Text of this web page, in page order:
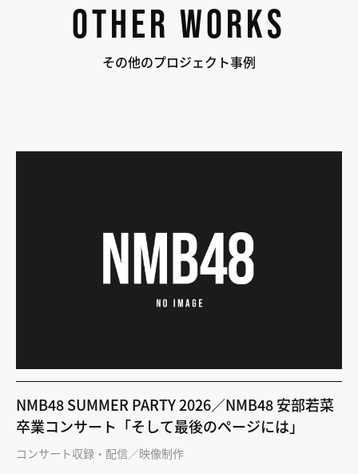
OTHER WORKS
その他のプロジェクト事例
NMB48 SUMMER PARTY 2026／NMB48 安部若菜
卒業コンサート「そして最後のページには」
コンサート収録・配信 映像制作